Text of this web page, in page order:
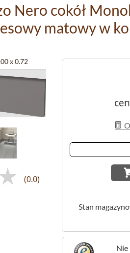
Nero cokół
matowy w
x 0.72
(0.0)
Stan
Nie